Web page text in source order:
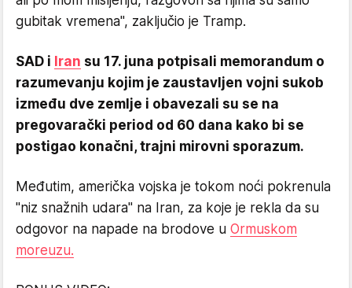
gubitak vremena", zaključio je Tramp.
SAD i Iran su 17. juna potpisali memorandum o
razumevanju kojim je zaustavljen vojni sukob
između dve zemlje i obavezali su se na
pregovarački period od 60 dana kako bi se
postigao konačni, trajni mirovni sporazum.
Međutim, američka vojska je tokom noći pokrenula
"niz snažnih udara" na Iran, za koje je rekla da su
odgovor na napade na brodove u Ormuskom
moreuzu.